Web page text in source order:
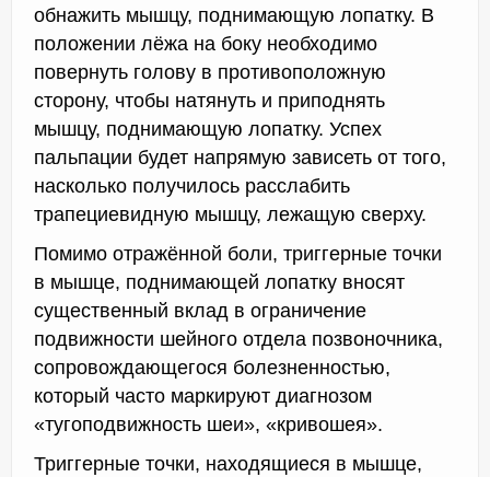
обнажить мышцу, поднимающую лопатку. В
положении лёжа на боку необходимо
повернуть голову в противоположную
сторону, чтобы натянуть и приподнять
мышцу, поднимающую лопатку. Успех
пальпации будет напрямую зависеть от того,
насколько получилось расслабить
трапециевидную мышцу, лежащую сверху.
Помимо отражённой боли, триггерные точки
в мышце, поднимающей лопатку вносят
существенный вклад в ограничение
подвижности шейного отдела позвоночника,
сопровождающегося болезненностью,
который часто маркируют диагнозом
«тугоподвижность шеи», «кривошея».
Триггерные точки, находящиеся в мышце,